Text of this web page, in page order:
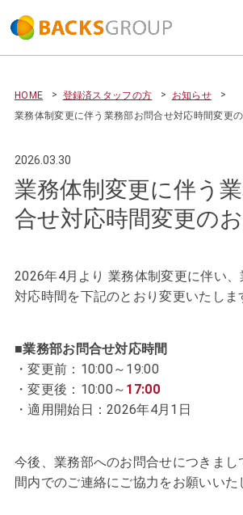
HOME 登録済スタッフの方
お知らせ
業務体制変更に伴う業務部お問合せ対応時間変更
2026.03.30
業務体制変更に伴う
合せ対応時間変更の
2026年4月より 業務体制変更に伴い
対応時間を下記のとおり変更いたしま
■業務部お問合せ対応時間
変更前：10:00～19:00
変更後：10:00～ 17:00
適用開始日：2026年4月1日
今後、業務部へのお問合せにつきま
間内でのご連絡にご協力をお願いいた